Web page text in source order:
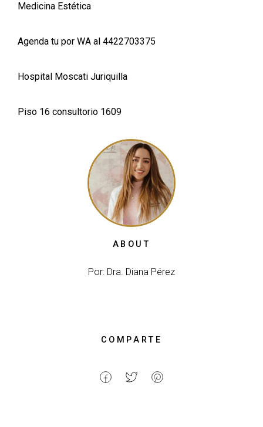
Medicina Estética
Agenda tu por WA al 4422703375
Hospital Moscati Juriquilla
Piso 16 consultorio 1609
ABOUT
Por: Dra. Diana Pérez
COMPARTE